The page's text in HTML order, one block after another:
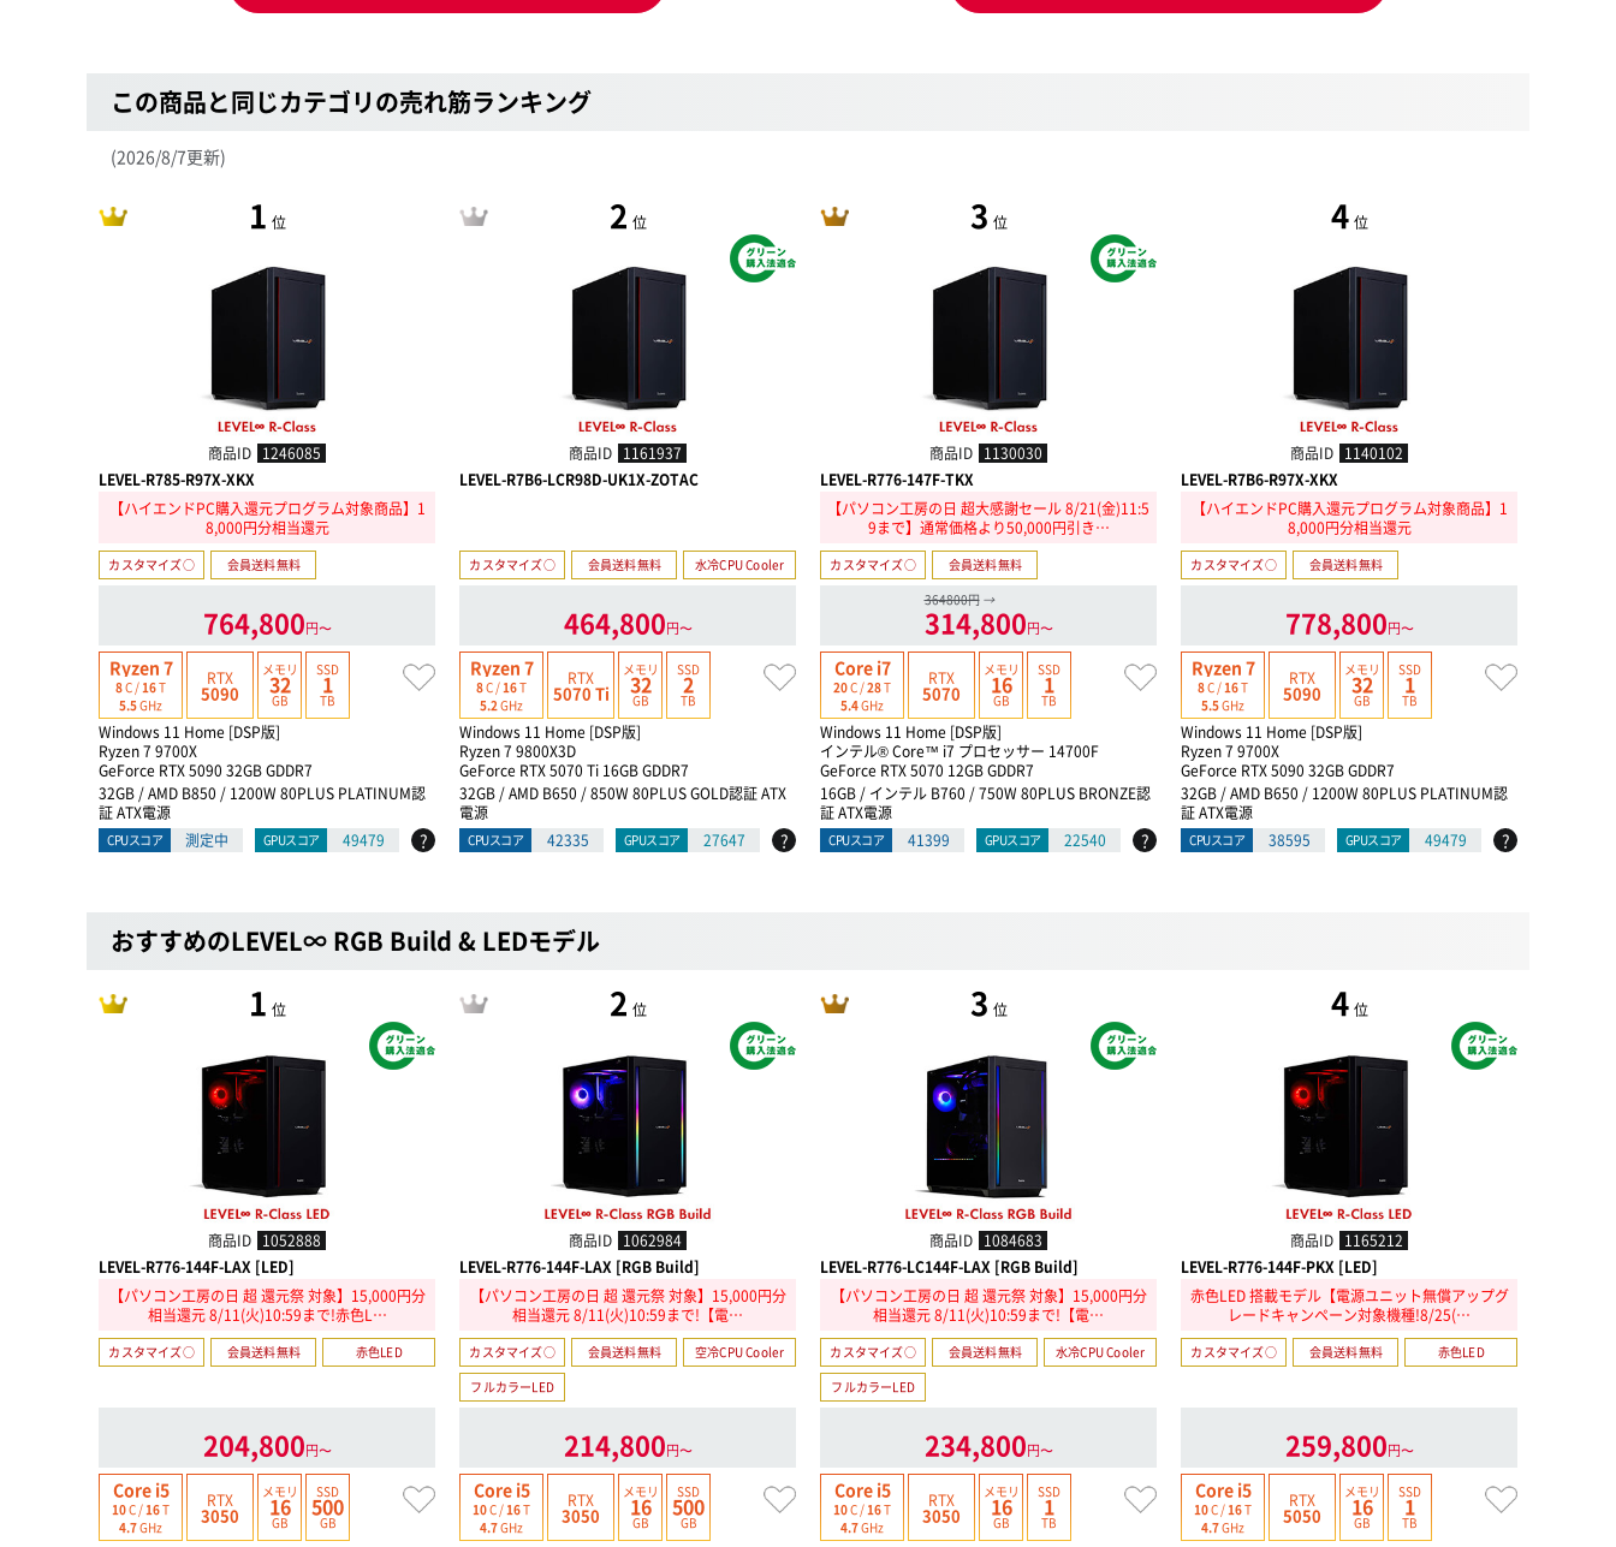
この商品と同じカテゴリの売れ筋ランキング
(2026/8/7更新)
1 位
商品ID 1246085
LEVEL-R785-R97X-XKX
【ハイエンドPC購入還元プログラム対象商品】1
8,000円分相当還元
カスタマイズ○ 会員送料無料
764,800円〜
Ryzen 7
8C /16T
5.5GHz
RTX
5090
メモリ
32
GB
SSD
1
TB
Windows 11 Home [DSP版]
Ryzen 7 9700X
GeForce RTX 5090 32GB GDDR7
32GB / AMD B850 / 1200W 80PLUS PLATINUM認
証 ATX電源
CPUスコア 測定中 GPUスコア 49479 ?
2 位
商品ID 1161937
LEVEL-R7B6-LCR98D-UK1X-ZOTAC
カスタマイズ○ 会員送料無料 水冷CPU Cooler
464,800円〜
Ryzen 7
8C /16T
5.2 GHz
RTX
5070 Ti
メモリ
32
GB
SSD
2
TB
Windows 11 Home [DSP版]
Ryzen 7 9800X3D
GeForce RTX 5070 Ti 16GB GDDR7
32GB / AMD B650 / 850W 80PLUS GOLD認証 ATX
電源
CPUスコア 42335 GPUスコア 27647 ?
3 位
商品ID 1130030
LEVEL-R776-147F-TKX
【パソコン工房の日 超大感謝セール 8/21(金)11:5
9まで】通常価格より50,000円引き…
カスタマイズ○
会員送料無料
364800円 →
314,800円〜
Core i7
20C /28T
5.4GHz
RTX
5070
メモリ
16
GB
SSD
1
TB
Windows 11 Home [DSP版]
インテル® Core™ i7 プロセッサー 14700F
GeForce RTX 5070 12GB GDDR7
16GB / インテル B760 / 750W 80PLUS BRONZE認
証 ATX電源
CPUスコア 41399 GPUスコア 22540 ?
4 位
商品ID 1140102
LEVEL-R7B6-R97X-XKX
【ハイエンドPC購入還元プログラム対象商品】1
8,000円分相当還元
カスタマイズ○ 会員送料無料
778,800円〜
Ryzen 7
8C /16T
5.5GHz
RTX
5090
メモリ
32
GB
SSD
1
TB
Windows 11 Home [DSP版]
Ryzen 7 9700X
GeForce RTX 5090 32GB GDDR7
32GB / AMD B650 / 1200W 80PLUS PLATINUM認
証 ATX電源
CPUスコア 38595 GPUスコア 49479 ?
おすすめのLEVEL∞ RGB Build & LEDモデル
1 位
商品ID 1052888
LEVEL-R776-144F-LAX [LED]
【パソコン工房の日 超 還元祭 対象】15,000円分
相当還元 8/11(火)10:59まで!赤色L…
カスタマイズ○ 会員送料無料 赤色LED
204,800円〜
Core i5
10C /16T
4.7GHz
RTX
3050
メモリ
16
GB
SSD
500
GB
2 位
商品ID 1062984
LEVEL-R776-144F-LAX [RGB Build]
【パソコン工房の日 超 還元祭 対象】15,000円分
相当還元 8/11(火)10:59まで!【電…
カスタマイズ○ 会員送料無料
空冷CPU Cooler
フルカラーLED
214,800円〜
Core i5
10C /16T
4.7GHz
RTX
3050
メモリ
16
GB
SSD
500
GB
3 位
商品ID 1084683
LEVEL-R776-LC144F-LAX [RGB Build]
【パソコン工房の日 超 還元祭 対象】15,000円分
相当還元 8/11(火)10:59まで!【電…
カスタマイズ○ 会員送料無料
水冷CPU Cooler
フルカラーLED
234,800円〜
Core i5
10C /16T
4.7GHz
RTX
3050
メモリ
16
GB
SSD
1
TB
4 位
商品ID 1165212
LEVEL-R776-144F-PKX [LED]
赤色LED 搭載モデル【電源ユニット無償アップグ
レードキャンペーン対象機種!8/25(…
カスタマイズ○ 会員送料無料 赤色LED
259,800円〜
Core i5
10C /16T
4.7GHz
RTX
5050
メモリ
16
GB
SSD
1
TB